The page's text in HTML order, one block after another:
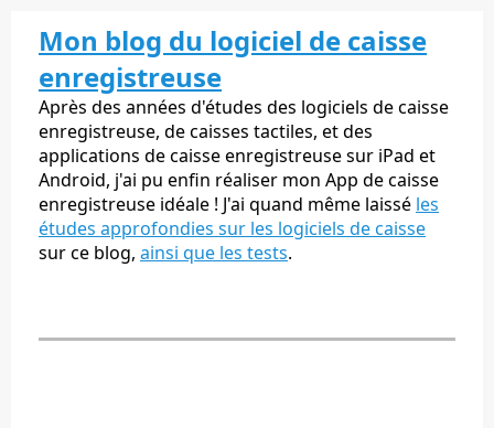
Mon blog du logiciel de caisse
enregistreuse
Après des années d'études des logiciels de caisse
enregistreuse, de caisses tactiles, et des
applications de caisse enregistreuse sur iPad et
Android, j'ai pu enfin réaliser mon App de caisse
enregistreuse idéale ! J'ai quand même laissé les
études approfondies sur les logiciels de caisse
sur ce blog, ainsi que les tests.